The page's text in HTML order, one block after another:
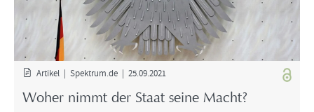
Ar­ti­kel | Spek­trum.de | 25.09.2021
Woher nimmt der Staat seine Macht?